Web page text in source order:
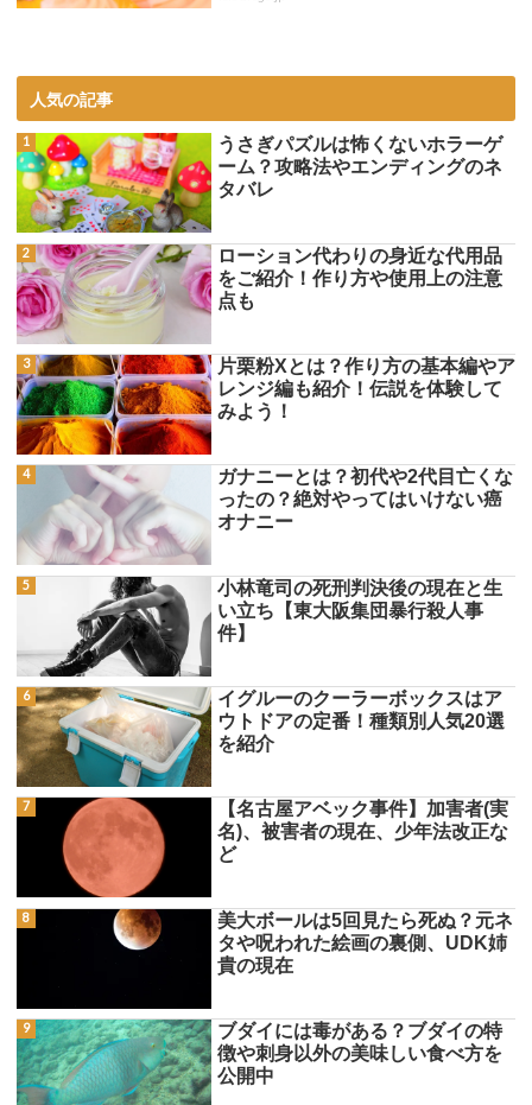
人気の記事
うさぎパズルは怖くないホラーゲ
ーム？攻略法やエンディングのネ
タバレ
ローション代わりの身近な代用品
をご紹介！作り方や使用上の注意
点も
片栗粉Xとは？作り方の基本編やア
レンジ編も紹介！伝説を体験して
みよう！
ガナニーとは？初代や2代目亡くな
ったの？絶対やってはいけない癌
オナニー
小林竜司の死刑判決後の現在と生
い立ち【東大阪集団暴行殺人事
件】
イグルーのクーラーボックスはア
ウトドアの定番！種類別人気20選
を紹介
【名古屋アベック事件】加害者(実
名)、被害者の現在、少年法改正な
ど
美大ボールは5回見たら死ぬ？元ネ
タや呪われた絵画の裏側、UDK姉
貴の現在
ブダイには毒がある？ブダイの特
徴や刺身以外の美味しい食べ方を
公開中